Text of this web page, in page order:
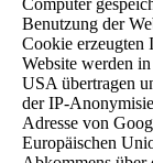
Computer
Benutzung der
Cookie erzeugten
Website werden
USA übertragen
der IP-
Adresse von
Europäischen